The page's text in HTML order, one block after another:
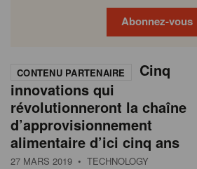
Abonnez-vous
e
w
s
CONTENU PARTENAIRE
Cinq
innovations qui
révolutionneront la chaîne
d’approvisionnement
alimentaire d’ici cinq ans
27 MARS 2019 • TECHNOLOGY
P
a
g
i
n
a
Previous
page
Page
Page
Page
Page
Current
page
Page
Page
Page
Page
Next
page
academy
society